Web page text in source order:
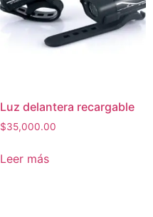
Luz delantera recargable
$35,000.00
Leer más